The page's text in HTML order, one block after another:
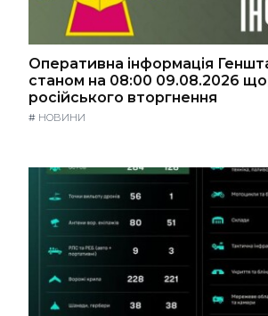
Оперативна інформація
станом на 08:00 09.08.2026
російського вторгнення
# НОВИНИ